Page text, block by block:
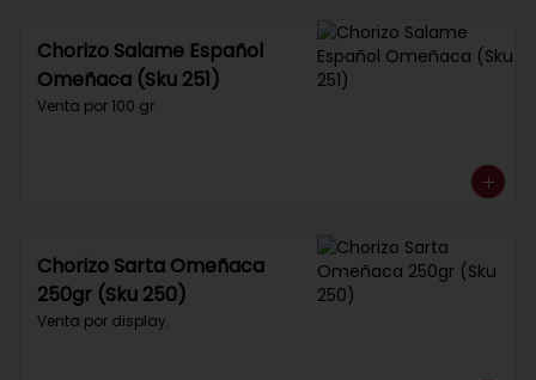
Chorizo Salame Español
Omeñaca (Sku 251)
Venta por 100 gr.
Chorizo Sarta Omeñaca
250gr (Sku 250)
Venta por display.